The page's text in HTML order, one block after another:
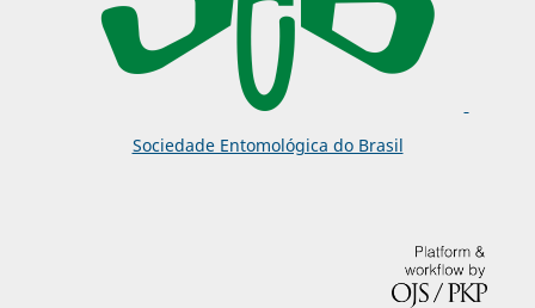
Sociedade Entomológica do Brasil